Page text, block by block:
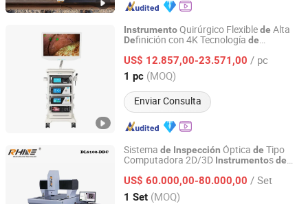
InstrumentoQuirúrgico Flexiblede Alta
Definición con 4K Tecnología de
US$ 12.857,00-23.571,00 / pc
1 pc (MOQ)
Enviar Consulta
Nanjing Nuoyuan Medical Devices Co., Ltd.
Jiangsu, China Desde 2025
Sistema de Inspección Óptica de Tipo
Computadora 2D/3D Instrumentosde
US$ 60.000,00-80.000,00 / Set
1 Set (MOQ)
Laiyin Measurement Technology (Dongguan) Co., Ltd.
Guangdong, China Desde 2022